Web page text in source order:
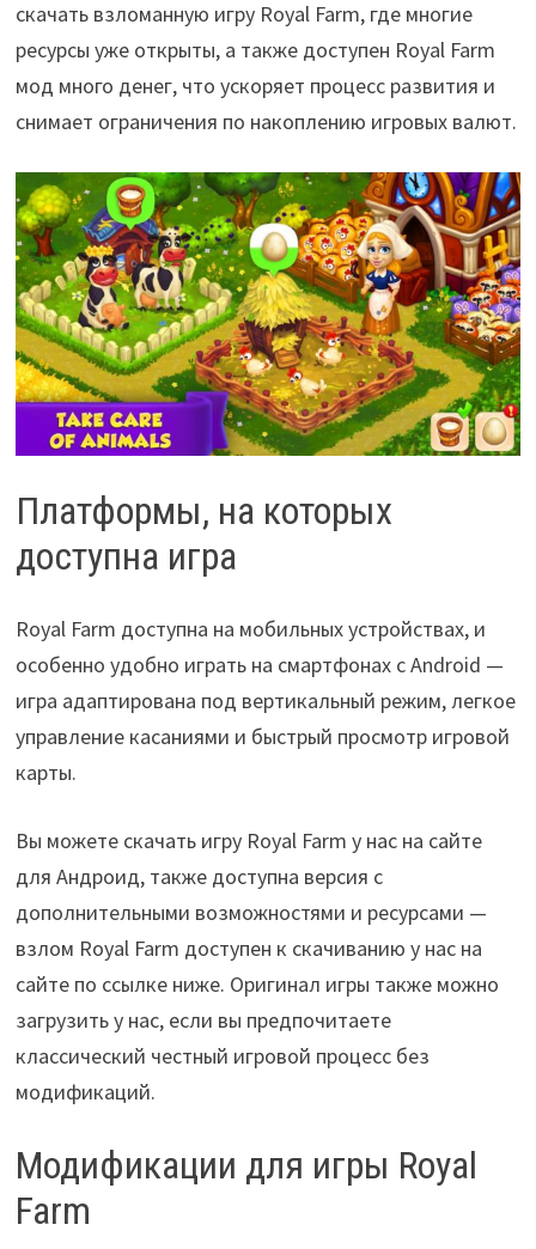
скачать взломанную игру Royal Farm, где многие
ресурсы уже открыты, а также доступен Royal Farm
мод много денег, что ускоряет процесс развития и
снимает ограничения по накоплению игровых валют.
Платформы, на которых
доступна игра
Royal Farm доступна на мобильных устройствах, и
особенно удобно играть на смартфонах с Android —
игра адаптирована под вертикальный режим, легкое
управление касаниями и быстрый просмотр игровой
карты.
Вы можете скачать игру Royal Farm у нас на сайте
для Андроид, также доступна версия с
дополнительными возможностями и ресурсами —
взлом Royal Farm доступен к скачиванию у нас на
сайте по ссылке ниже. Оригинал игры также можно
загрузить у нас, если вы предпочитаете
классический честный игровой процесс без
модификаций.
Модификации для игры Royal
Farm